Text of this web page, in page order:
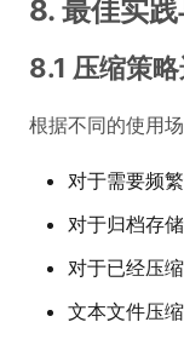
8. 最佳实
8.1 压缩策
根据不同的使用
对于需要频
对于归档存
对于已经压
文本文件压